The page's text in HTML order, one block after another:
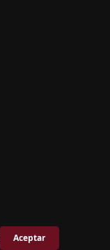
Aceptar